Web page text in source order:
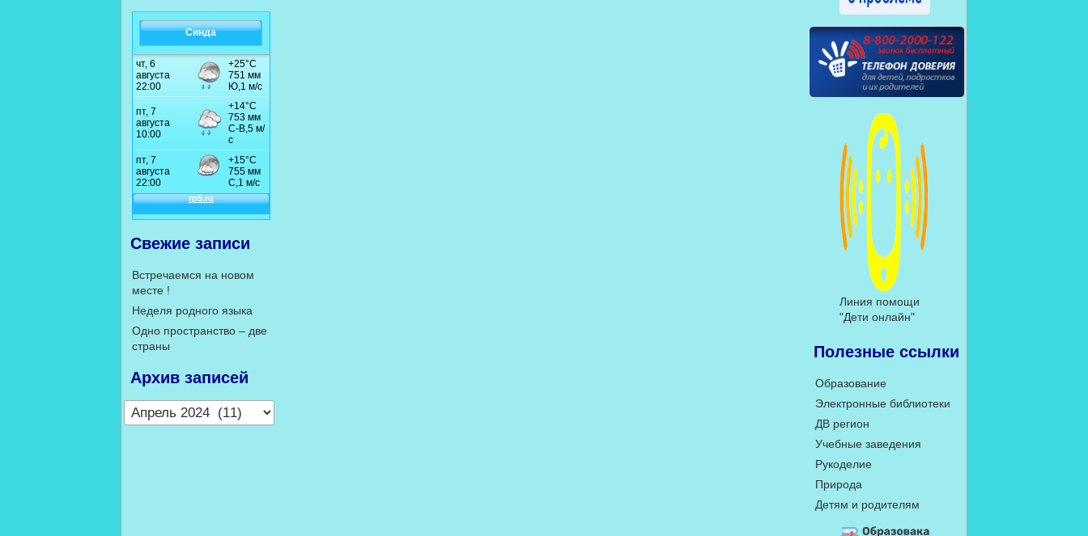
Линия помощи
"Дети онлайн"
Полезные ссылки
Образование
Электронные библиотеки
ДВ регион
Учебные заведения
Рукоделие
Природа
Детям и родителям
Синда
Свежие записи
Встречаемся на новом
месте !
Неделя родного языка
Одно пространство – две
страны
Архив записей
Архив
записей